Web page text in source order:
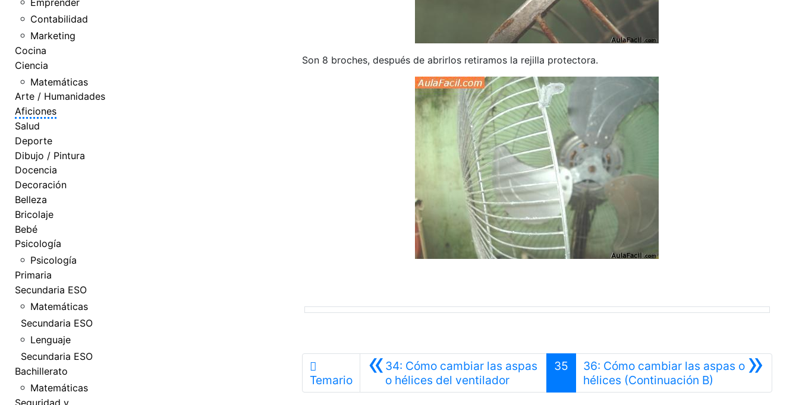
Contabilidad
Marketing
Cocina
Ciencia
Matemáticas
Arte / Humanidades
Aficiones
Salud
Deporte
Dibujo / Pintura
Docencia
Decoración
Belleza
Bricolaje
Bebé
Psicología
Psicología
Primaria
Secundaria ESO
Matemáticas
Secundaria ESO
Lenguaje
Secundaria ESO
Bachillerato
Matemáticas
Seguridad y
Son 8 broches, después de abrirlos retiramos la rejilla protectora.
Temario «34: Cómo cambiar las aspas
o hélices del ventiladorAnterior
35 »
36: Cómo cambiar las aspas o
hélices (Continuación B)